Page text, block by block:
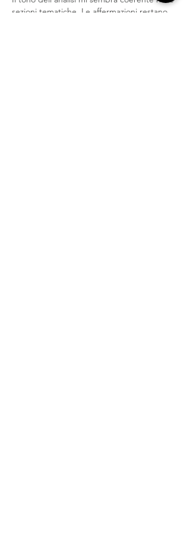
sezioni tematiche. Le affermazioni restano